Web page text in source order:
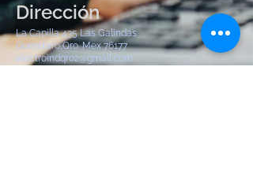
Dirección
La Capilla 435 Las Galindas
Querétaro,Qro. Mex 76177
electroindqro2@gmail.com